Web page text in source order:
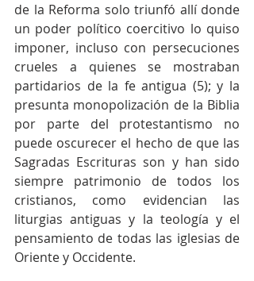
de la Reforma solo triunfó allí donde
un poder político coercitivo lo quiso
imponer, incluso con persecuciones
crueles a quienes se mostraban
partidarios de la fe antigua (5); y la
presunta monopolización de la Biblia
por parte del protestantismo no
puede oscurecer el hecho de que las
Sagradas Escrituras son y han sido
siempre patrimonio de todos los
cristianos, como evidencian las
liturgias antiguas y la teología y el
pensamiento de todas las iglesias de
Oriente y Occidente.